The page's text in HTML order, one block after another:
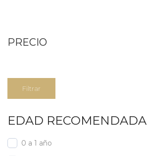
PRECIO
Filtrar
EDAD RECOMENDADA
0 a 1 año